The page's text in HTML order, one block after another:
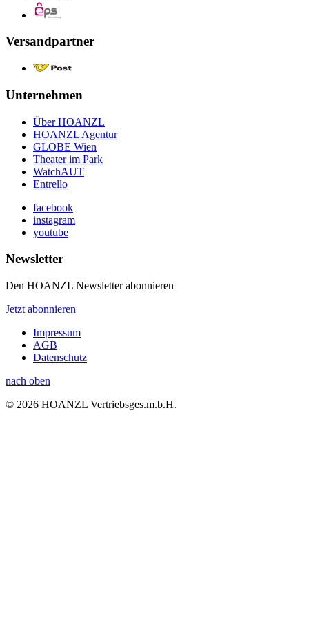
Versandpartner
Unternehmen
Über HOANZL
HOANZL Agentur
GLOBE Wien
Theater im Park
WatchAUT
Entrello
facebook
instagram
youtube
Newsletter
Den HOANZL Newsletter abonnieren
Jetzt abonnieren
Impressum
AGB
Datenschutz
nach oben
© 2026 HOANZL Vertriebsges.m.b.H.